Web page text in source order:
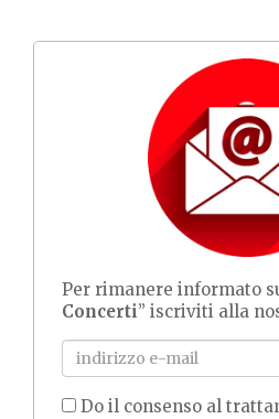
Per rimanere informato
Concerti” iscriviti alla
Do il consenso al